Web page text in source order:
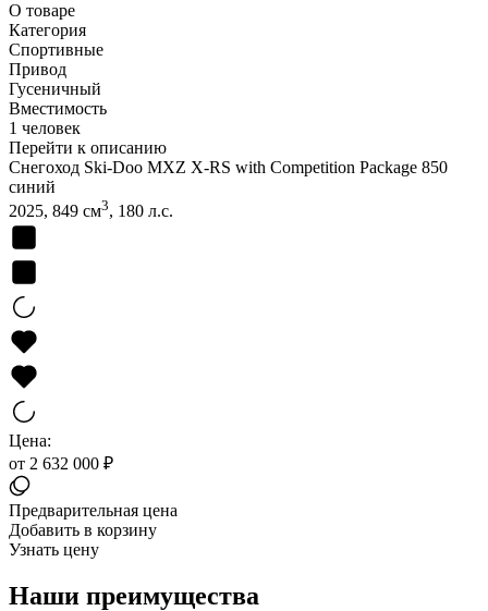
О товаре
Категория
Спортивные
Привод
Гусеничный
Вместимость
1 человек
Перейти к описанию
Снегоход Ski-Doo MXZ X-RS with Competition Package 850
синий
2025, 849 см3, 180 л.с.
Цена:
от 2 632 000 ₽
Предварительная цена
Добавить в корзину
Узнать цену
Наши преимущества